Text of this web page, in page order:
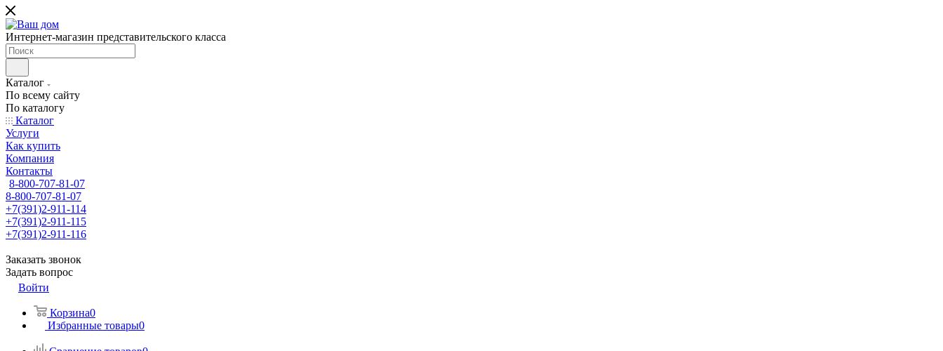
Интернет-магазин представительского класса
Каталог
По всему сайту
По каталогу
Каталог
Услуги
Как купить
Компания
Контакты
8-800-707-81-07
8-800-707-81-07
+7(391)2-911-114
+7(391)2-911-115
+7(391)2-911-116
Заказать звонок
Задать вопрос
Войти
Корзина0
Избранные товары0